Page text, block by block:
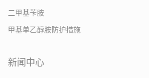
二甲基苄胺
甲基单乙醇胺防护措施
新闻中心